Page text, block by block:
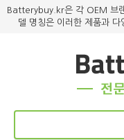
Batterybuy.kr은 각 OEM 브
델 명칭은 이러한 제품과 다